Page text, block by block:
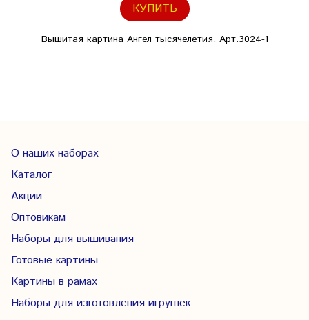
КУПИТЬ
Вышитая картина Ангел тысячелетия. Арт.3024-1
О наших наборах
Каталог
Акции
Оптовикам
Наборы для вышивания
Готовые картины
Картины в рамах
Наборы для изготовления игрушек